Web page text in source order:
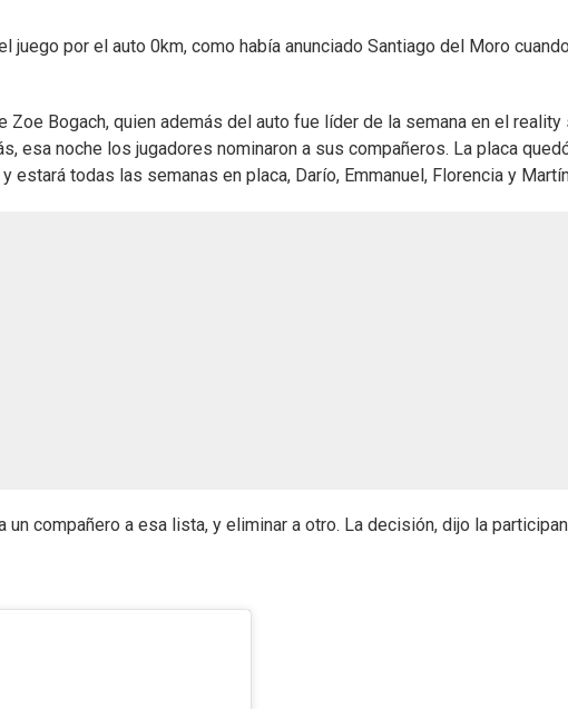
juego por el auto 0km, como había anunciado Santiago del Moro cuando
Bogach, quien además del auto fue líder de la semana en el reality
esa noche los jugadores nominaron a sus compañeros. La placa
estará todas las semanas en placa, Darío, Emmanuel, Florencia y
compañero a esa lista, y eliminar a otro. La decisión, dijo la